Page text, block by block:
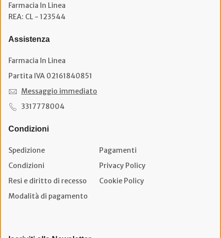
Farmacia In Linea
REA: CL - 123544
Assistenza
Farmacia In Linea
Partita IVA 02161840851
Messaggio immediato
3317778004
Condizioni
Spedizione
Pagamenti
Condizioni
Privacy Policy
Resi e diritto di recesso
Cookie Policy
Modalità di pagamento